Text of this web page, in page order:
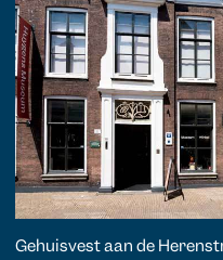
Gehuisvest aan de